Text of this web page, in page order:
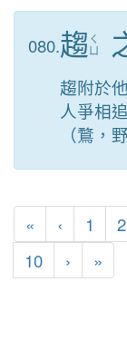
080.趨 ㄑ
趨附於
人爭相
（鶩，
« 第一頁
‹ 上一頁
1 2
10
› 下一頁
»